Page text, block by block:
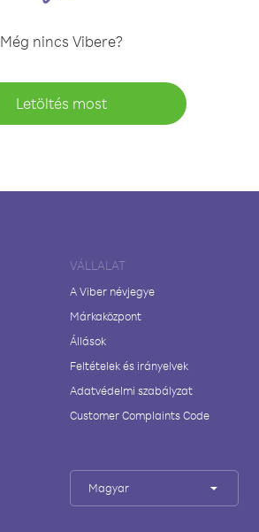
Még nincs Vibere?
Letöltés most
VÁLLALAT
A Viber névjegye
Márkaközpont
Állások
Feltételek és irányelvek
Adatvédelmi szabályzat
Customer Complaints Code
Magyar